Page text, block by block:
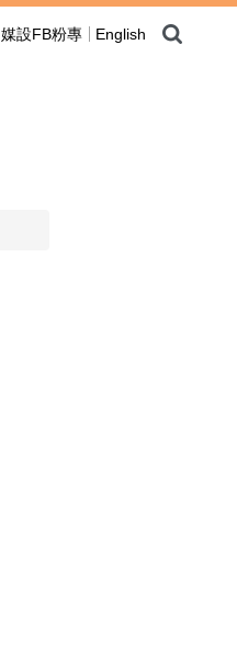
媒設FB粉專 English